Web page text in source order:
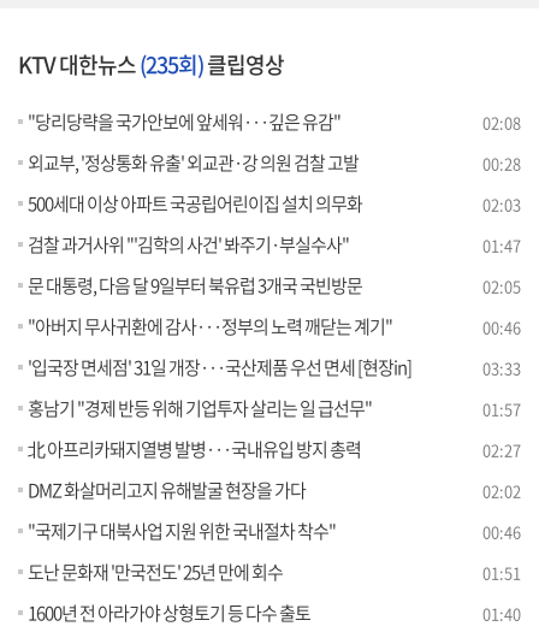
KTV 대한뉴스(235회)클립영상
"당리당략을 국가안보에 앞세워···깊은 유감" 02:08
외교부, '정상통화 유출' 외교관·강 의원 검찰 고발 00:28
500세대 이상 아파트 국공립어린이집 설치 의무화 02:03
검찰 과거사위 "'김학의 사건' 봐주기·부실수사" 01:47
문 대통령, 다음 달 9일부터 북유럽 3개국 국빈방문 02:05
"아버지 무사귀환에 감사···정부의 노력 깨닫는 계기" 00:46
'입국장 면세점' 31일 개장···국산제품 우선 면세 [현장in] 03:33
홍남기 "경제 반등 위해 기업투자 살리는 일 급선무" 01:57
北 아프리카돼지열병 발병···국내유입 방지 총력 02:27
DMZ 화살머리고지 유해발굴 현장을 가다 02:02
"국제기구 대북사업 지원 위한 국내절차 착수" 00:46
도난 문화재 '만국전도' 25년 만에 회수 01:51
1600년 전 아라가야 상형토기 등 다수 출토 01:40